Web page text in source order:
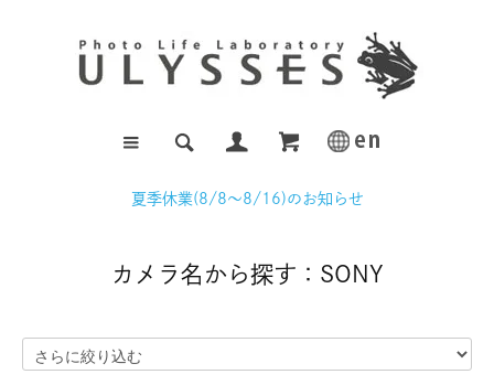
夏季休業(8/8～8/16)のお知らせ
カメラ名から探す：SONY